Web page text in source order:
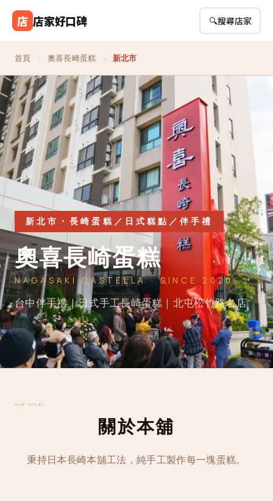
店 店家好口碑 🔍搜尋店家
首頁 › 奧喜長崎蛋糕 › 新北市
新北市・長崎蛋糕／日式糕點／伴手禮
奧喜長崎蛋糕
NAGASAKI CASTELLA · SINCE 2020
台中伴手禮｜日式手工長崎蛋糕｜北屯松竹路名店
OUR STORY
關於本舖
秉持日本長崎本舖工法，純手工製作每一塊蛋糕。